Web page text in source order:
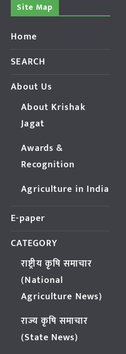
Site Map
Home
SEARCH
About Us
About Krishak
Jagat
Awards &
Recognition
Agriculture in India
E-paper
CATEGORY
राष्ट्रीय कृषि समाचार
(National
Agriculture News)
राज्य कृषि समाचार
(State News)